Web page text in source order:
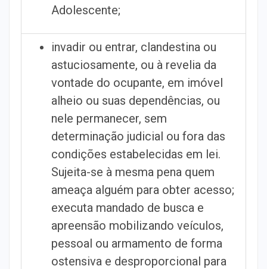
Adolescente;
invadir ou entrar, clandestina ou
astuciosamente, ou à revelia da
vontade do ocupante, em imóvel
alheio ou suas dependências, ou
nele permanecer, sem
determinação judicial ou fora das
condições estabelecidas em lei.
Sujeita-se à mesma pena quem
ameaça alguém para obter acesso;
executa mandado de busca e
apreensão mobilizando veículos,
pessoal ou armamento de forma
ostensiva e desproporcional para